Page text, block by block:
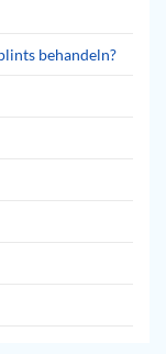
behandeln?